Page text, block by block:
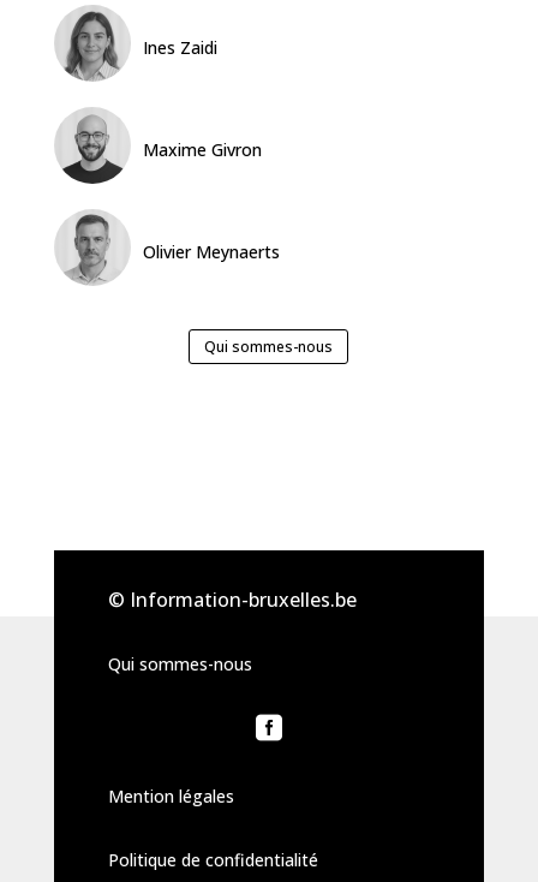
Ines Zaidi
Maxime Givron
Olivier Meynaerts
Qui sommes-nous
© Information-bruxelles.be
Qui sommes-nous

Mention légales
Politique de confidentialité